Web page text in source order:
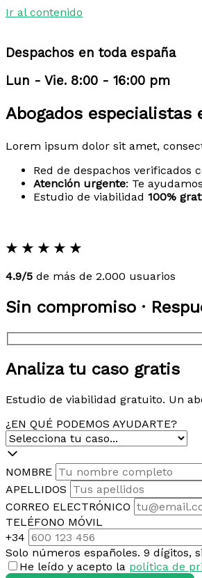
Ir al contenido
Despachos en toda españa
Lun - Vie. 8:00 - 16:00 pm
Abogados especialistas
Lorem ipsum dolor sit amet,
Red de despachos verificados
Atención urgente: Te
Estudio de viabilidad 100%
★ ★ ★ ★ ★
4.9/5 de más de 2.000 usuarios
Sin compromiso ·
Analiza tu caso gratis
Estudio de viabilidad gratuito. Un
¿EN QUÉ PODEMOS AYUDARTE?
NOMBRE
APELLIDOS
CORREO ELECTRÓNICO
TELÉFONO MÓVIL
+34
Solo números españoles. 9 dígitos,
He leído y acepto la política de